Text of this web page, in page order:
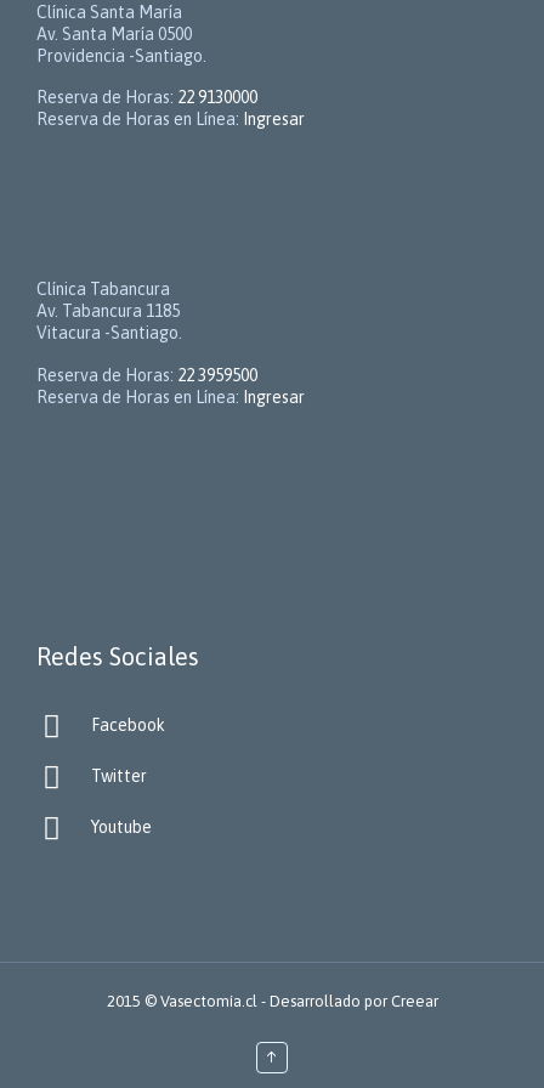
Clínica Santa María
Av. Santa María 0500
Providencia -Santiago.
Reserva de Horas: 22 9130000
Reserva de Horas en Línea: Ingresar
Clínica Tabancura
Av. Tabancura 1185
Vitacura -Santiago.
Reserva de Horas: 22 3959500
Reserva de Horas en Línea: Ingresar
Redes Sociales
 Facebook
 Twitter
 Youtube
2015 © Vasectomía.cl - Desarrollado por Creear
↑